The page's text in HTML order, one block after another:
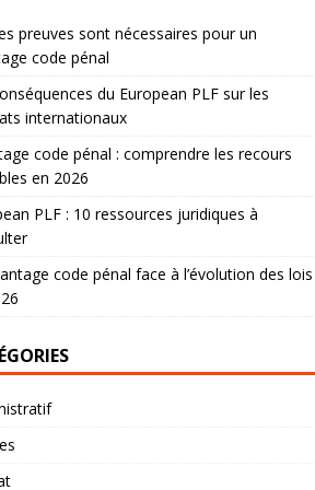
preuves sont nécessaires pour un
code pénal
du European PLF sur les
internationaux
code pénal : comprendre les recours
en 2026
PLF : 10 ressources juridiques à
code pénal face à l’évolution des lois